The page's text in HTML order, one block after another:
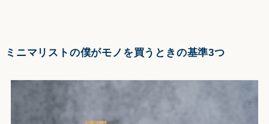
ミニマリストの僕がモノを買うときの基準3つ